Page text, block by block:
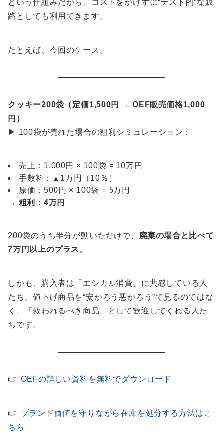
という仕組みだから、コストをかけずに“テスト的”な販
路としても利用できます。
たとえば、今回のケース。
クッキー200袋（定価1,500円 → OEF販売価格1,000
円）
▶ 100袋が売れた場合の粗利シミュレーション：
売上：1,000円 × 100袋 = 10万円
手数料：▲1万円（10％）
原価：500円 × 100袋 = 5万円
→ 粗利：4万円
200袋のうち半分が動いただけで、 廃棄の場合と比べて
7万円以上のプラス 。
しかも、購入者は「エシカル消費」に共感している人
たち。値下げ商品を“安かろう悪かろう”で見るのではな
く、「救われるべき商品」として歓迎してくれる人た
ちです。
👉 OEFの詳しい資料を無料でダウンロード
👉 ブランド価値を守りながら在庫を処分する方法はこ
ちら